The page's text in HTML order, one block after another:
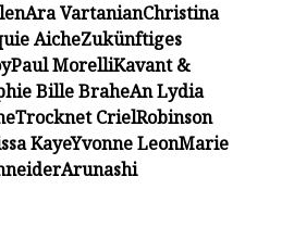
Ara VartanianChristina
AicheZukünftiges
Paul MorelliKavant &
Bille BraheAn Lydia
Trocknet CrielRobinson
KayeYvonne LeonMarie
Arunashi